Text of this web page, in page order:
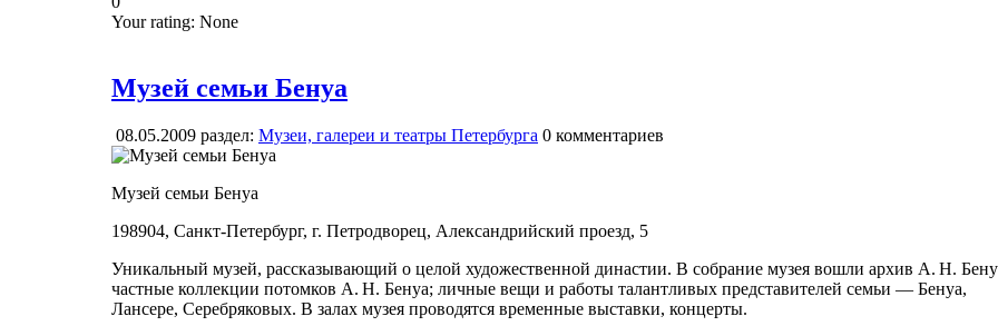
Your rating: None
Музей семьи Бенуа
08.05.2009 раздел: Музеи, галереи и театры Петербурга 0 комментариев
Музей семьи Бенуа
198904, Санкт-Петербург, г. Петродворец, Александрийский проезд, 5
Уникальный музей, рассказывающий о целой художественной династии. В собрание музея вошли архив А. Н.
частные коллекции потомков А. Н. Бенуа; личные вещи и работы талантливых представителей семьи — Бенуа,
Лансере, Серебряковых. В залах музея проводятся временные выставки, концерты.